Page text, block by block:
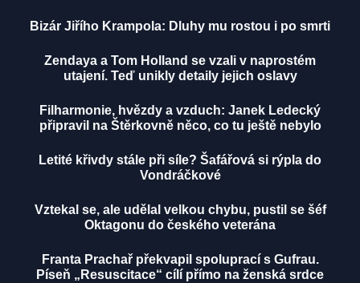
Bizár Jiřího Krampola: Dluhy mu rostou i po smrti
Zendaya a Tom Holland se vzali v naprostém
utajení. Teď unikly detaily jejich oslavy
Filharmonie, hvězdy a vzduch: Janek Ledecký
připravil na Štěrkovně něco, co tu ještě nebylo
Letité křivdy stále při síle? Šafářová si rýpla do
Vondráčkové
Vztekal se, ale udělal velkou chybu, pustil se šéf
Oktagonu do českého veterána
Franta Prachař překvapil spoluprací s Gufrau.
Píseň „Resuscitace“ cílí přímo na ženská srdce